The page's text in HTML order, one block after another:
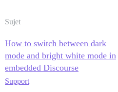
Sujet
How to switch between dark
mode and bright white mode in
embedded Discourse
Support